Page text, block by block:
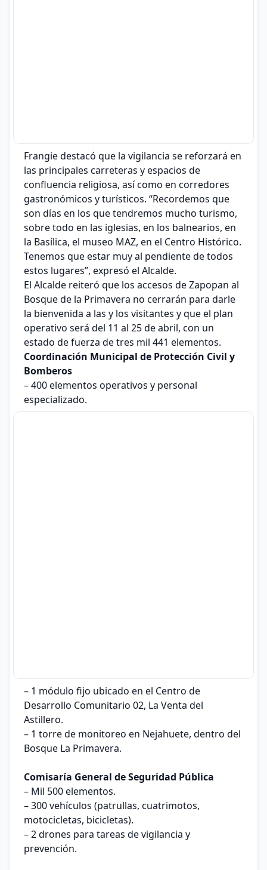
Frangie destacó que la vigilancia se reforzará en
las principales carreteras y espacios de
confluencia religiosa, así como en corredores
gastronómicos y turísticos. “Recordemos que
son días en los que tendremos mucho turismo,
sobre todo en las iglesias, en los balnearios, en
la Basílica, el museo MAZ, en el Centro Histórico.
Tenemos que estar muy al pendiente de todos
estos lugares”, expresó el Alcalde.
El Alcalde reiteró que los accesos de Zapopan al
Bosque de la Primavera no cerrarán para darle
la bienvenida a las y los visitantes y que el plan
operativo será del 11 al 25 de abril, con un
estado de fuerza de tres mil 441 elementos.
Coordinación Municipal de Protección Civil y
Bomberos
– 400 elementos operativos y personal
especializado.
– 1 módulo fijo ubicado en el Centro de
Desarrollo Comunitario 02, La Venta del
Astillero.
– 1 torre de monitoreo en Nejahuete, dentro del
Bosque La Primavera.
Comisaría General de Seguridad Pública
– Mil 500 elementos.
– 300 vehículos (patrullas, cuatrimotos,
motocicletas, bicicletas).
– 2 drones para tareas de vigilancia y
prevención.